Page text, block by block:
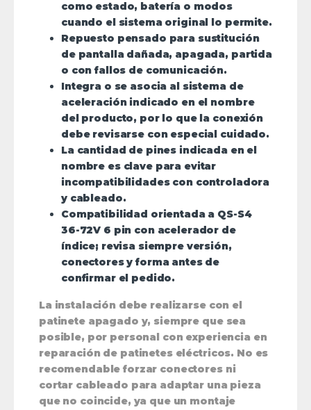
como estado, batería o modos
cuando el sistema original lo permite.
Repuesto pensado para sustitución
de pantalla dañada, apagada, partida
o con fallos de comunicación.
Integra o se asocia al sistema de
aceleración indicado en el nombre
del producto, por lo que la conexión
debe revisarse con especial cuidado.
La cantidad de pines indicada en el
nombre es clave para evitar
incompatibilidades con controladora
y cableado.
Compatibilidad orientada a QS-S4
36-72V 6 pin con acelerador de
índice; revisa siempre versión,
conectores y forma antes de
confirmar el pedido.
La instalación debe realizarse con el
patinete apagado y, siempre que sea
posible, por personal con experiencia en
reparación de patinetes eléctricos. No es
recomendable forzar conectores ni
cortar cableado para adaptar una pieza
que no coincide, ya que un montaje